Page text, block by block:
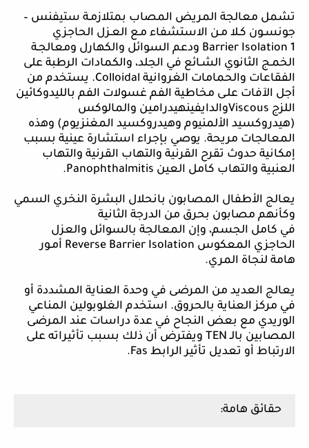
تشمل معالجة المريض المصاب بمتلازمـة ستيفنس –
جونسـون كـلا مـن الاستشفاء مـع العـزل الحاجزي
1
Barrier Isolation ودعم السوائل والكهارل ومعالجـة
الخمـج الثانوي الشـائع في الجلد، والكمادات الرطبة على
الفقاعات والحمامات الغروانية Colloidal. يستخدم من
أجل الآفات علـى مخاطية الفم غسولات الفم بالليدوكائين
اللزج Viscousوالدايفينهيدرامين والمالوكس
(هيدروكسيد الألمنيوم وهيدروكسيد المغنزيوم) وهذه
المعالجات مريحة. يوصي بإجراء استشارة عينية بسبب
إمكانية حدوث تقرح القرنية والتهاب القرنية والتهاب
العنبية والتهاب كامل العين Panophthalmitis
.
يعالج الأطفال المصابون بانحلال البشرة النخري السمي
وكأنهم مصابون بحرق من الدرجة الثانية
في كامل الجسم، وإن المعالجة بالسوائل والعزل
الحاجزي المعكوس Reverse Barrier Isolation أمـور
هامة لنجاة المري.
يعالج العديد من المرضى في وحدة العناية المشددة أو
في مركز العناية بالحروق. استخدم الغلوبولين المناعي
الوريدي مع بعض النجاح في عدة دراسات عند المرضى
المصابين بالـ TEN ويفترض أن ذلك بسبب تأثيراته على
الارتباط أو تعديل تأثير الرابط Fas
.
حقائق هامة: